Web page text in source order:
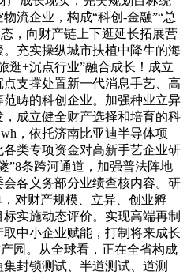
流企业，构成“科创-金融”“总
，向财产链上下逛延长拓展营
充实操纵城市扶植中降生的海
逛+沉点行业”融合成长！成立
支撑处置新一代消息手艺、高
畴的科创企业。加强种业立异
成立健全财产选择和培育的科
，依托济南比亚迪半导体项
类专项资金对高新手艺企业研
”8条跨河通道，加强普法阵地
各义务部分业绩查核内容。研
对财产规模、立异、创业孵
实施动态评价。实现高端再制
中小企业赋能，打制将来成长
园。从全球看，正在全省构成
封锁测试、半道测试、道测